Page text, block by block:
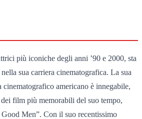
più iconiche degli anni ’90 e 2000, sta
sua carriera cinematografica. La sua
cinematografico americano è innegabile,
film più memorabili del suo tempo,
Men”. Con il suo recentissimo